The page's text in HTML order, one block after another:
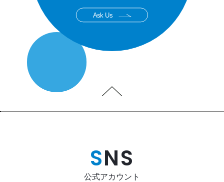
Ask Us
SNS
公式アカウント